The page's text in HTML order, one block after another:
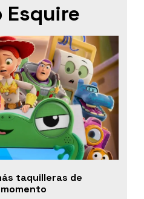
Esquire
taquilleras de